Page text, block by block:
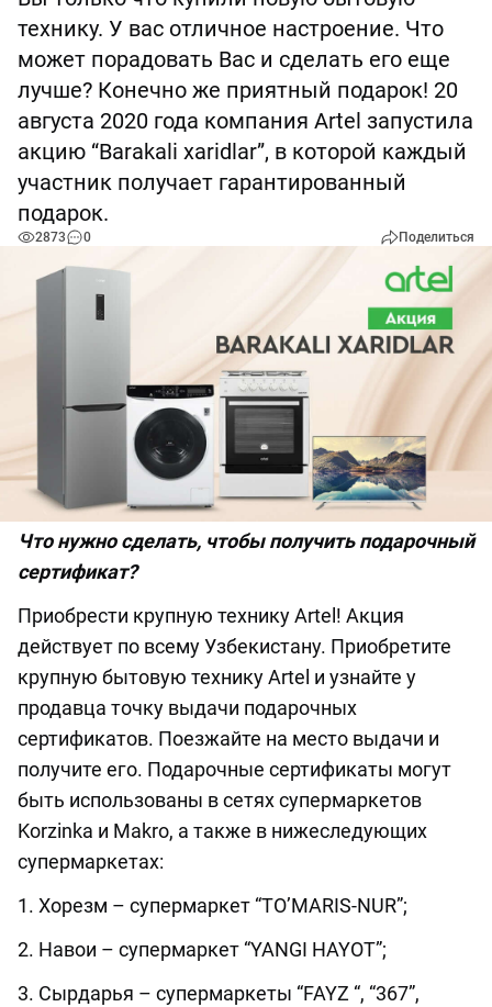
технику. У вас отличное настроение. Что
может порадовать Вас и сделать его еще
лучше? Конечно же приятный подарок! 20
августа 2020 года компания Artel запустила
акцию “Barakali xaridlar”, в которой каждый
участник получает гарантированный
подарок.
2873 0 Поделиться
Что нужно сделать, чтобы получить подарочный
сертификат?
Приобрести крупную технику Artel! Акция
действует по всему Узбекистану. Приобретите
крупную бытовую технику Artel и узнайте у
продавца точку выдачи подарочных
сертификатов. Поезжайте на место выдачи и
получите его. Подарочные сертификаты могут
быть использованы в сетях супермаркетов
Korzinka и Makro, а также в нижеследующих
супермаркетах:
1. Хорезм – супермаркет “TO’MARIS-NUR”;
2. Навои – супермаркет “YANGI HAYOT”;
3. Сырдарья – супермаркеты “FAYZ “, “367”,